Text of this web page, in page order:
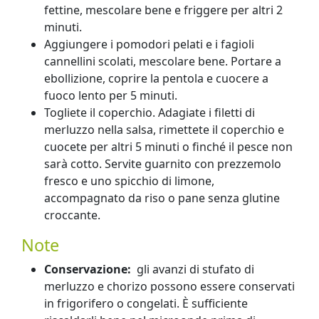
fettine, mescolare bene e friggere per altri 2
minuti.
Aggiungere i pomodori pelati e i fagioli
cannellini scolati, mescolare bene. Portare a
ebollizione, coprire la pentola e cuocere a
fuoco lento per 5 minuti.
Togliete il coperchio. Adagiate i filetti di
merluzzo nella salsa, rimettete il coperchio e
cuocete per altri 5 minuti o finché il pesce non
sarà cotto. Servite guarnito con prezzemolo
fresco e uno spicchio di limone,
accompagnato da riso o pane senza glutine
croccante.
Note
Conservazione: gli avanzi di stufato di
merluzzo e chorizo ​​possono essere conservati
in frigorifero o congelati. È sufficiente